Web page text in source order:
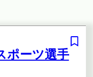
ポーツ選手